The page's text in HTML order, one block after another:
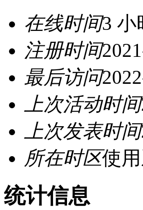
在线时间3 小
注册时间
最后访问
上次活动时间
上次发表时间
所在时区使
统计信息